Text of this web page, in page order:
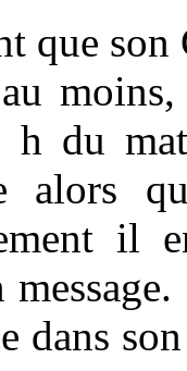
que
h du
alors
il
dans